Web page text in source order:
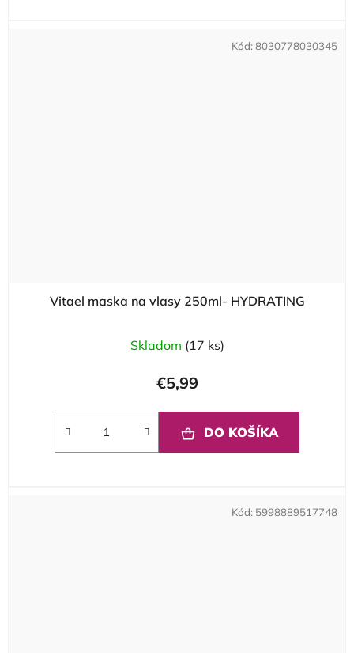
Vitael maska na vlasy 250ml- HYDRATING
Skladom (17 ks)
€5,99
DO KOŠÍKA
Kód:8030778030345
Kód: 5998889517748